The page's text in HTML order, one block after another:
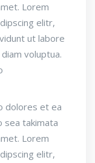
Lorem
elitr,
ut labore
voluptua.
dolores et ea
sea takimata
Lorem
elitr,